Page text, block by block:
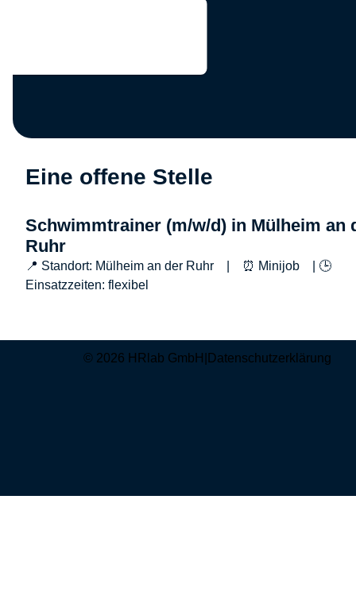
Eine offene Stelle
Schwimmtrainer (m/w/d) in Mülheim an
Ruhr
📍 Standort: Mülheim an der Ruhr | ⏰ Minijob | 🕒
Einsatzzeiten: flexibel
© 2026 HRlab GmbH Datenschutzerklärung